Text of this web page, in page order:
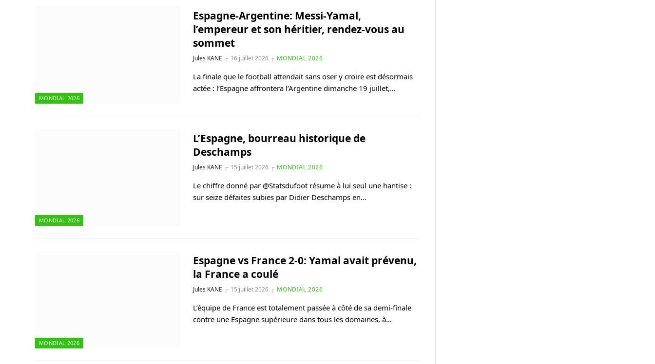
MONDIAL 2026
Espagne-Argentine: Messi-Yamal,
l’empereur et son héritier, rendez-vous au
sommet
Jules KANE 16 juillet 2026 MONDIAL 2026
La finale que le football attendait sans oser y croire est désormais
actée : l’Espagne affrontera l’Argentine dimanche 19 juillet,…
MONDIAL 2026
L’Espagne, bourreau historique de
Deschamps
Jules KANE 15 juillet 2026 MONDIAL 2026
Le chiffre donné par @Statsdufoot résume à lui seul une hantise :
sur seize défaites subies par Didier Deschamps en…
MONDIAL 2026
Espagne vs France 2-0: Yamal avait prévenu,
la France a coulé
Jules KANE 15 juillet 2026 MONDIAL 2026
L’équipe de France est totalement passée à côté de sa demi-finale
contre une Espagne supérieure dans tous les domaines, à…